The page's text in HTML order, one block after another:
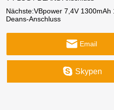
Nächste:VBpower 7,4V 1300mAh
Deans-Anschluss
Email
Skypen